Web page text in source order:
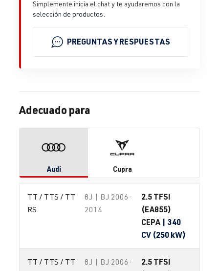
Simplemente inicia el chat y te ayudaremos con la
selección de productos.
PREGUNTAS Y RESPUESTAS
Adecuado para
Audi Cupra
TT / TTS / TT
RS
8J | BJ 2006-
2014
2.5 TFSI
(EA855)
CEPA | 340
CV (250 kW)
TT / TTS / TT
8J | BJ 2006-
2.5 TFSI